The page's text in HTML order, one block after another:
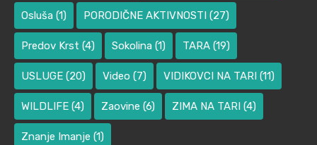
Osluša (1) PORODIČNE AKTIVNOSTI (27)
Predov Krst (4) Sokolina (1) TARA (19)
USLUGE (20) Video (7) VIDIKOVCI NA TARI (11)
WILDLIFE (4) Zaovine (6) ZIMA NA TARI (4)
Znanje Imanje (1)